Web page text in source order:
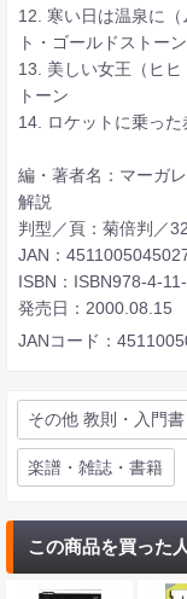
12. 寒い日は温泉に
ト・ゴールドストーン
13. 美しい女王（ヒ
トーン
14. ロケットに乗っ
編・著者名：マーガ
解説
判型／頁：菊倍判／
JAN：
ISBN：ISBN978-4-
発売日：2000.08.15
JANコード：
その他 教則・入門書
楽譜・雑誌・書籍
この商品を買った